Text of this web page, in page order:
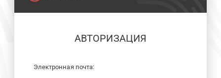
АВТОРИЗАЦИЯ
Электронная почта: